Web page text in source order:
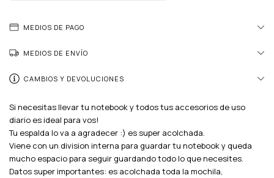
MEDIOS DE PAGO
MEDIOS DE ENVÍO
CAMBIOS Y DEVOLUCIONES
Si necesitas llevar tu notebook y todos tus accesorios de uso
diario es ideal para vos!
Tu espalda lo va a agradecer :) es super acolchada.
Viene con un division interna para guardar tu notebook y queda
mucho espacio para seguir guardando todo lo que necesites.
Datos super importantes: es acolchada toda la mochila,